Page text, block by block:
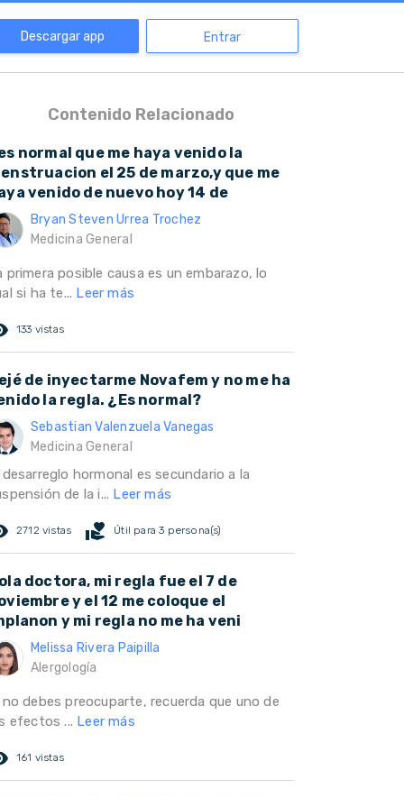
Descargar app Entrar
Contenido Relacionado
normal que me haya venido la
el 25 de marzo,y que me
venido de nuevo hoy 14 de
Bryan Steven Urrea Trochez
Medicina General
primera posible causa es un embarazo, lo
si ha te... Leer más
133 vistas
de inyectarme Novafem y no me ha
la regla. ¿Es normal?
Sebastian Valenzuela Vanegas
Medicina General
desarreglo hormonal es secundario a la
de la i... Leer más
2712 vistas volunteer_activism Útil para 3 persona(s)
doctora, mi regla fue el 7 de
y el 12 me coloque el
y mi regla no me ha veni
Melissa Rivera Paipilla
Alergología
no debes preocuparte, recuerda que uno de
efectos ... Leer más
161 vistas